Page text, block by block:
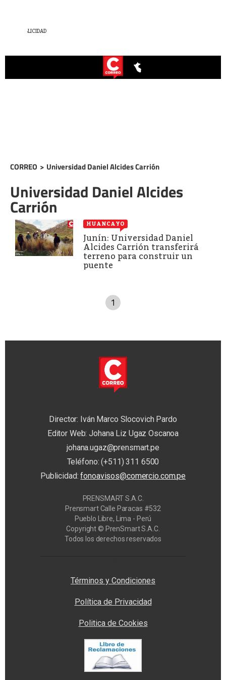
CORREO > Universidad Daniel Alcides Carrión
Universidad Daniel Alcides
Carrión
HUANCAYO
Junín: Universidad Daniel
Alcides Carrión transferirá
terreno para construir un
puente
1
Director: Iván Marco Slocovich Pardo
Editor Web: Johana Liz Ugaz Oscanoa
johana.ugaz@prensmart.pe
Teléfono: (+511) 311 6500
Publicidad:fonoavisos@comercio.com.pe
PRENSMART S.A.C.
Prensmart Calle Paracas #532
Pueblo Libre, Lima - Perú
Copyright © PrenSmart S.A.C.
Todos los derechos reservados
Términos y Condiciones
Política de Privacidad
Politica de Cookies